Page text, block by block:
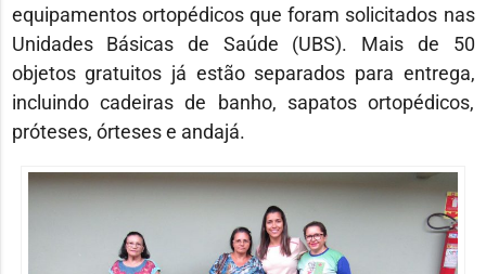
equipamentos ortopédicos que foram solicitados nas
Unidades Básicas de Saúde (UBS). Mais de 50
objetos gratuitos já estão separados para entrega,
incluindo cadeiras de banho, sapatos ortopédicos,
próteses, órteses e andajá.